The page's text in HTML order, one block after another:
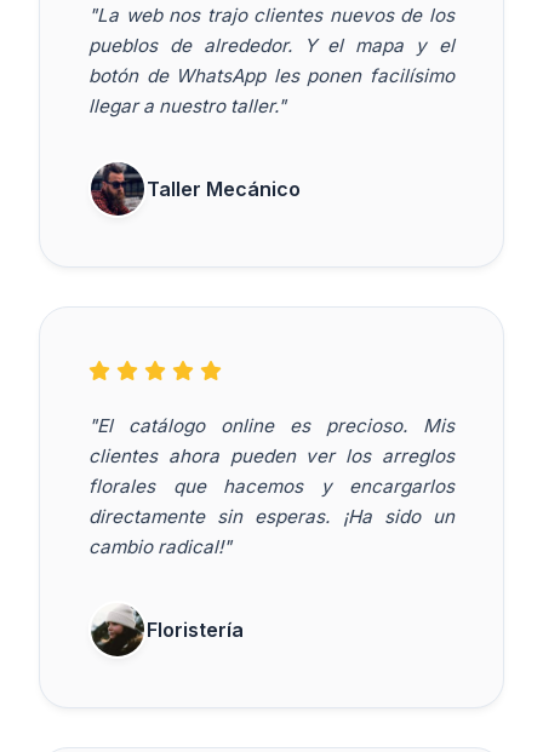
"La web nos trajo clientes nuevos de los
pueblos de alrededor. Y el mapa y el
botón de WhatsApp les ponen facilísimo
llegar a nuestro taller."
Taller Mecánico
"El catálogo online es precioso. Mis
clientes ahora pueden ver los arreglos
florales que hacemos y encargarlos
directamente sin esperas. ¡Ha sido un
cambio radical!"
Floristería